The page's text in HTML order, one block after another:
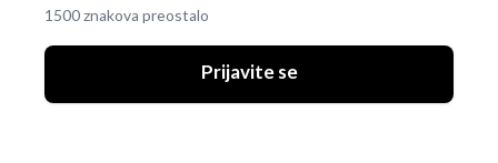
1500 znakova preostalo
Prijavite se